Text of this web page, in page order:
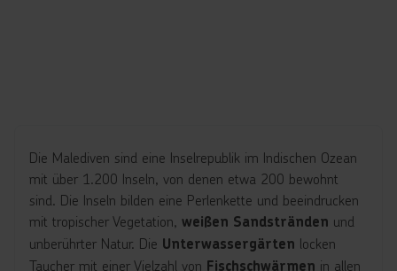
Die Malediven sind eine Inselrepublik im Indischen Ozean
mit über 1.200 Inseln, von denen etwa 200 bewohnt
sind. Die Inseln bilden eine Perlenkette und beeindrucken
mit tropischer Vegetation, weißen Sandstränden und
unberührter Natur. Die Unterwassergärten locken
Taucher mit einer Vielzahl von Fischschwärmen in allen